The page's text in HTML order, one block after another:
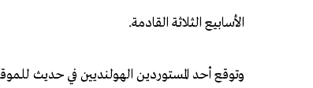
الأسابيع الثلاثة القادمة.
وتوقع أحد المستوردين الهولنديين في حديث